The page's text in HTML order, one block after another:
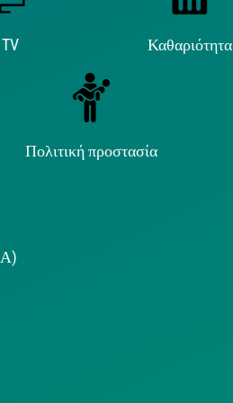
Καθαριότητα
Πολιτική προστασία